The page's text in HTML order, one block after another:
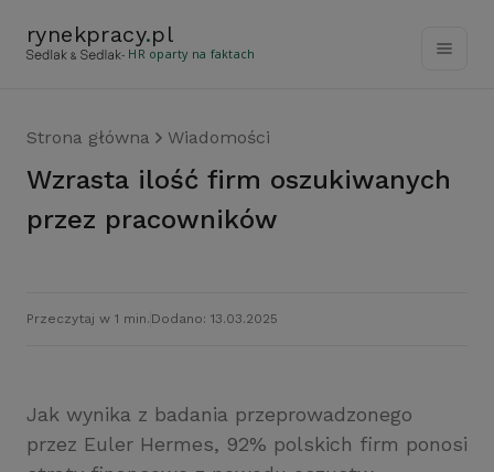
rynekpracy.pl
- HR oparty na faktach
Strona główna Wiadomości
Wzrasta ilość firm oszukiwanych
przez pracowników
Przeczytaj w 1 min. Dodano: 13.03.2025
Jak wynika z badania przeprowadzonego
przez Euler Hermes, 92% polskich firm ponosi